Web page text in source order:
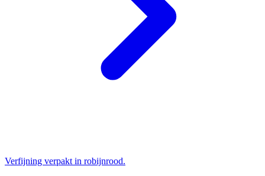
Verfijning verpakt in robijnrood.